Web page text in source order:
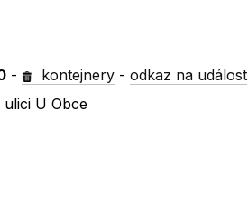
- kontejnery -odkaz na událost
U Obce